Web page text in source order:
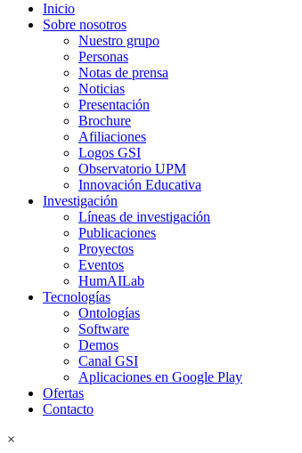
Inicio
Sobre nosotros
Nuestro grupo
Personas
Notas de prensa
Noticias
Presentación
Brochure
Afiliaciones
Logos GSI
Observatorio UPM
Innovación Educativa
Investigación
Líneas de investigación
Publicaciones
Proyectos
Eventos
HumAILab
Tecnologías
Ontologías
Software
Demos
Canal GSI
Aplicaciones en Google Play
Ofertas
Contacto
×